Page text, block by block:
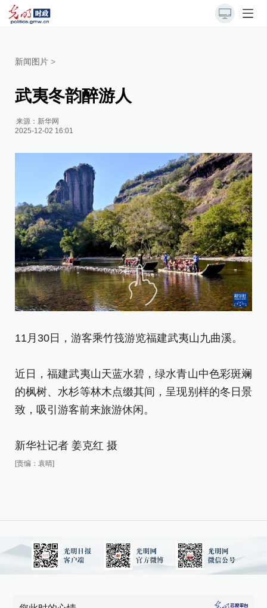
新闻图片 >
武夷冬韵醉游人
来源： 新华网
2025-12-02 16:01
11月30日，游客乘竹筏游览福建武夷山九曲溪。
近日，福建武夷山天蓝水碧，绿水青山中色彩斑斓
的枫树、水杉等林木点缀其间，呈现别样的冬日景
致，吸引游客前来旅游休闲。
新华社记者 姜克红 摄
[责编：袁晴]